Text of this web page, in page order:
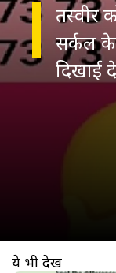
तस्वीर
सर्कल
दिखाई
खुल रहा है
ये भी देखें